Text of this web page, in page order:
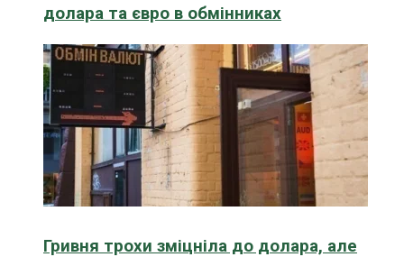
долара та євро в обмінниках
Гривня трохи зміцніла до долара, але